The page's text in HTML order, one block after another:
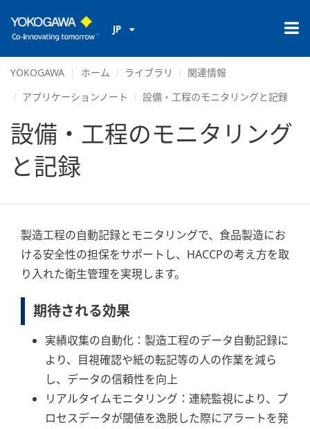
JP
YOKOGAWA ホーム ライブラリ
関連情報
アプリケーションノート
設備・工程のモニタリングと記録
設備・工程のモニタリング
と記録
製造工程の自動記録とモニタリングで、食品製造にお
ける安全性の担保をサポートし、HACCPの考え方を取
り入れた衛生管理を実現します。
期待される効果
実績収集の自動化：製造工程のデータ自動記録に
より、目視確認や紙の転記等の人の作業を減ら
し、データの信頼性を向上
リアルタイムモニタリング：連続監視により、プ
ロセスデータが閾値を逸脱した際にアラートを発